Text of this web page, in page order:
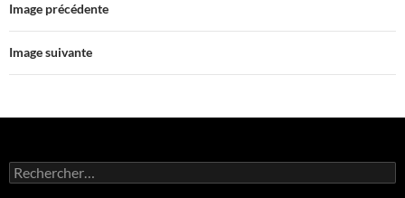
Image précédente
Image suivante
Rechercher :